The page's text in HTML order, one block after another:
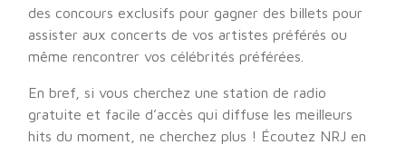
des concours exclusifs pour gagner des billets pour
assister aux concerts de vos artistes préférés ou
même rencontrer vos célébrités préférées.
En bref, si vous cherchez une station de radio
gratuite et facile d’accès qui diffuse les meilleurs
hits du moment, ne cherchez plus ! Écoutez NRJ en